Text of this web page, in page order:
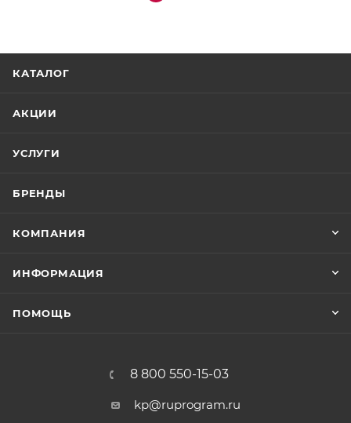
КАТАЛОГ
АКЦИИ
УСЛУГИ
БРЕНДЫ
КОМПАНИЯ
ИНФОРМАЦИЯ
ПОМОЩЬ
8 800 550-15-03
kp@ruprogram.ru